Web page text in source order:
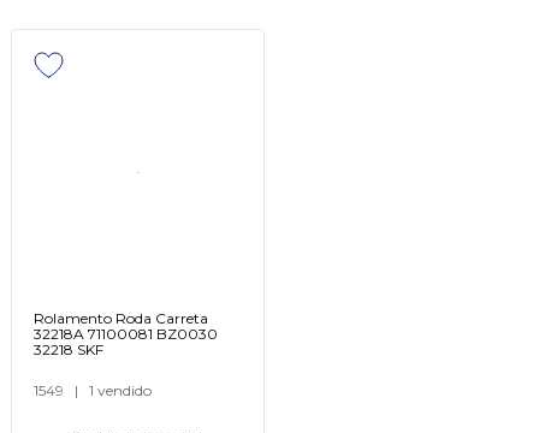
Rolamento Roda Carreta
32218A 71100081 BZ0030
32218 SKF
1549 | 1 vendido